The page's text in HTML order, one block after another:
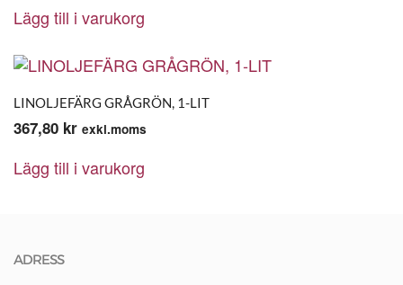
Lägg till i varukorg
LINOLJEFÄRG GRÅGRÖN, 1-LIT
367,80 kr exkl.moms
Lägg till i varukorg
ADRESS